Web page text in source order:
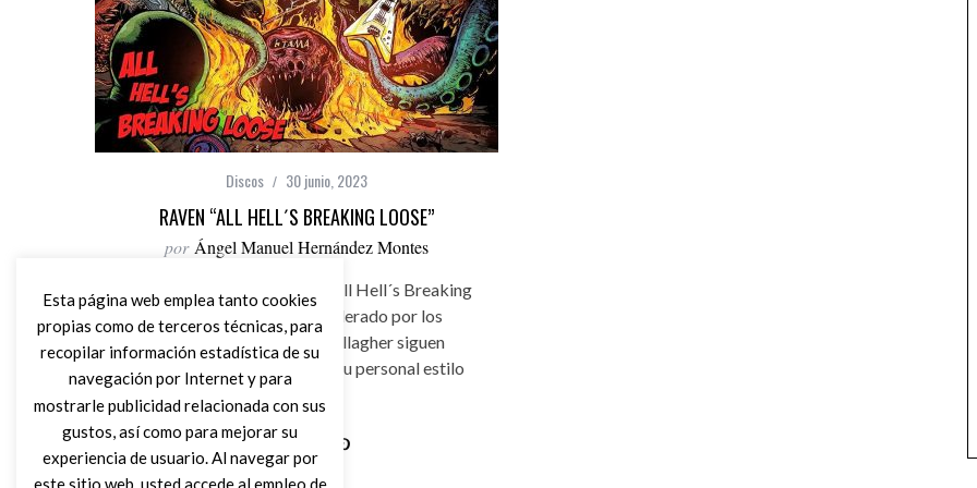
Discos 30 junio, 2023
RAVEN “ALL HELL´S BREAKING LOOSE”
por Ángel Manuel Hernández Montes
Raven tienen nuevo trabajo “All Hell´s Breaking
Loose”. El trío británico liderado por los
hermanos John y Mark Gallagher siguen
custodiando honrosamente su personal estilo
desde 1974.
Leer Más
Esta página web emplea tanto cookies
propias como de terceros técnicas, para
recopilar información estadística de su
navegación por Internet y para
mostrarle publicidad relacionada con sus
gustos, así como para mejorar su
experiencia de usuario. Al navegar por
este sitio web, usted accede al empleo de